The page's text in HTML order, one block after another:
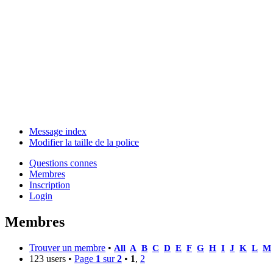
Message index
Modifier la taille de la police
Questions connes
Membres
Inscription
Login
Membres
Trouver un membre • All A B C D E F G H I J K L M
123 users • Page 1 sur2 • 1, 2